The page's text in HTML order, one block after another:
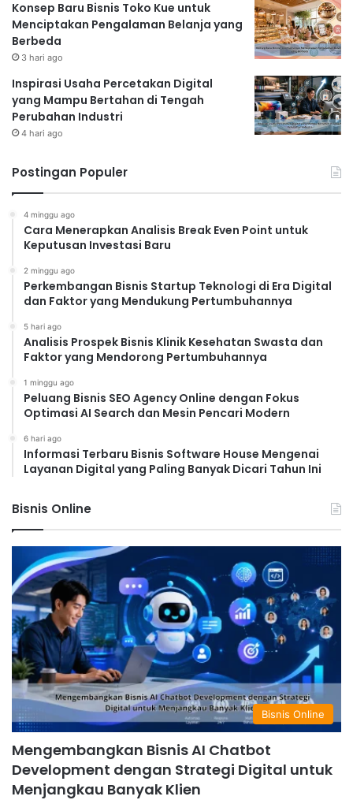
Konsep Baru Bisnis Toko Kue untuk
Menciptakan Pengalaman Belanja yang
Berbeda
3 hari ago
Inspirasi Usaha Percetakan Digital
yang Mampu Bertahan di Tengah
Perubahan Industri
4 hari ago
Postingan Populer
4 minggu ago
Cara Menerapkan Analisis Break Even Point untuk
Keputusan Investasi Baru
2 minggu ago
Perkembangan Bisnis Startup Teknologi di Era Digital
dan Faktor yang Mendukung Pertumbuhannya
5 hari ago
Analisis Prospek Bisnis Klinik Kesehatan Swasta dan
Faktor yang Mendorong Pertumbuhannya
1 minggu ago
Peluang Bisnis SEO Agency Online dengan Fokus
Optimasi AI Search dan Mesin Pencari Modern
6 hari ago
Informasi Terbaru Bisnis Software House Mengenai
Layanan Digital yang Paling Banyak Dicari Tahun Ini
Bisnis Online
Bisnis Online
Mengembangkan Bisnis AI Chatbot
Development dengan Strategi Digital untuk
Menjangkau Banyak Klien